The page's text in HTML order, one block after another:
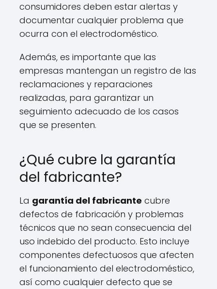
consumidores deben estar alertas y
documentar cualquier problema que
ocurra con el electrodoméstico.
Además, es importante que las
empresas mantengan un registro de las
reclamaciones y reparaciones
realizadas, para garantizar un
seguimiento adecuado de los casos
que se presenten.
¿Qué cubre la garantía
del fabricante?
La garantía del fabricante cubre
defectos de fabricación y problemas
técnicos que no sean consecuencia del
uso indebido del producto. Esto incluye
componentes defectuosos que afecten
el funcionamiento del electrodoméstico,
así como cualquier defecto que se